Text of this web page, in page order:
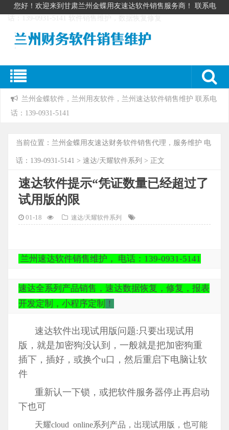
您好！欢迎来到甘肃兰州金蝶用友速达软件销售服务商！ 联系电
话：139-0931-5141 软件销售维护，数据恢复修复
兰州金蝶软件，兰州用友软件，兰州速达软件销售维护 联系电
话：139-0931-5141
当前位置： 兰州金蝶用友速达财务软件销售代理，服务维护 电
话：139-0931-5141 > 速达/天耀软件系列 > 正文
速达软件提示“凭证数量已经超过了
试用版的限
01-18 速达/天耀软件系列
兰州速达软件销售维护， 电话：139-0931-5141
速达全系列产品销售，速达数据恢复，修复，报表
开发定制，小程序定制 ！
速达软件出现试用版问题:只要出现试用
版，就是加密狗没认到，一般就是把加密狗重
插下，插好，或换个u口，然后重启下电脑让软
件
重新认一下锁，或把软件服务器停止再启动
下也可
天耀cloud online系列产品，出现试用版，也可能